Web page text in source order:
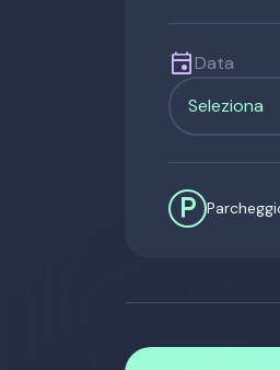
eventData
local_parking